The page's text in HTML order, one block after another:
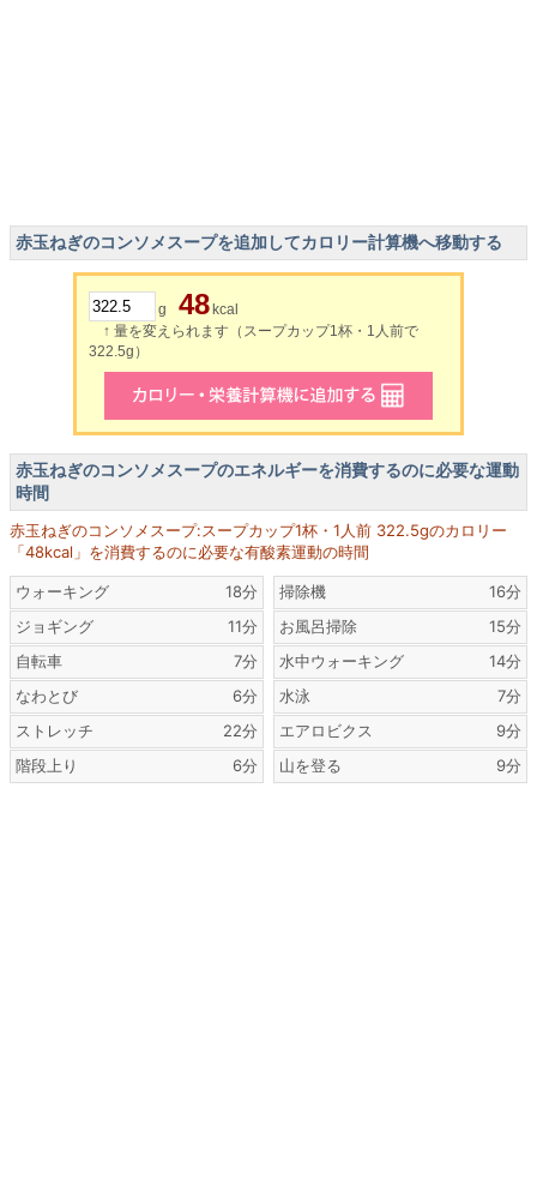
赤玉ねぎのコンソメスープを追加してカロリー計算機へ移動する
g 48 kcal
↑ 量を変えられます（スープカップ1杯・1人前で
322.5g）
赤玉ねぎのコンソメスープのエネルギーを消費するのに必要な運動
時間
赤玉ねぎのコンソメスープ:スープカップ1杯・1人前 322.5gのカロリー
「48kcal」を消費するのに必要な有酸素運動の時間
ウォーキング
18分
ジョギング
11分
自転車
7分
なわとび
6分
ストレッチ
22分
階段上り
6分
掃除機
16分
お風呂掃除
15分
水中ウォーキング
14分
水泳
7分
エアロビクス
9分
山を登る
9分